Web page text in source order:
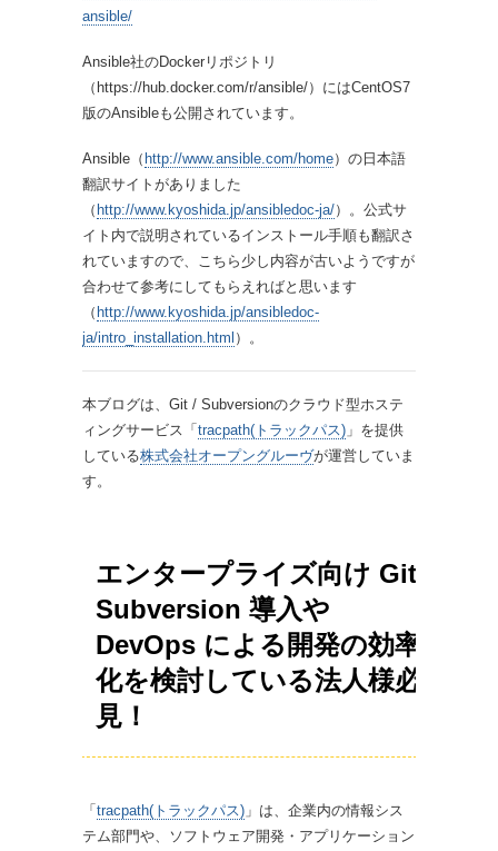
ansible/
Ansible社のDockerリポジトリ
（https://hub.docker.com/r/ansible/）にはCentOS7
版のAnsibleも公開されています。
Ansible（ http://www.ansible.com/home）の日本語
翻訳サイトがありました
（ http://www.kyoshida.jp/ansibledoc-ja/）。公式サ
イト内で説明されているインストール手順も翻訳さ
れていますので、こちら少し内容が古いようですが
合わせて参考にしてもらえればと思います
（ http://www.kyoshida.jp/ansibledoc-
ja/intro_installation.html ）。
本ブログは、Git / Subversionのクラウド型ホステ
ィングサービス「 tracpath(トラックパス) 」を提供
している株式会社オープングルーヴが運営していま
す。
エンタープライズ向け Git /
Subversion 導入や
DevOps による開発の効率
化を検討している法人様必
見！
「 tracpath(トラックパス) 」は、企業内の情報シス
テム部門や、ソフトウェア開発・アプリケーション